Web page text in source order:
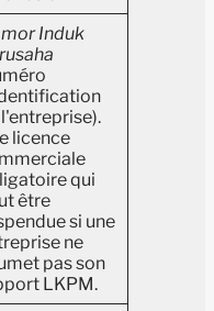
Induk
licence
qui
être
si une
ne
pas son
LKPM.